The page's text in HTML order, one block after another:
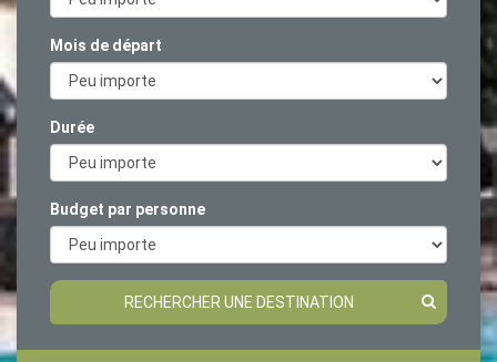
Mois de départ
Durée
Budget par personne
RECHERCHER UNE DESTINATION